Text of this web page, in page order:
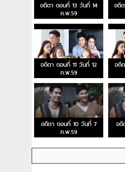
อตีตา ตอนที่ 13 วันที่ 14
ก.พ.59
อตี
อตีตา ตอนที่ 11 วันที่ 12
ก.พ.59
อตี
อตีตา ตอนที่ 10 วันที่ 7
ก.พ.59
อตี